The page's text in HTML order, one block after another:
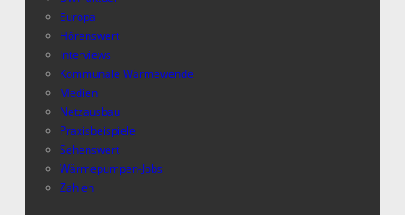
Europa
Hörenswert
Interviews
Kommunale Wärmewende
Medien
Netzausbau
Praxisbeispiele
Sehenswert
Wärmepumpen-Jobs
Zahlen